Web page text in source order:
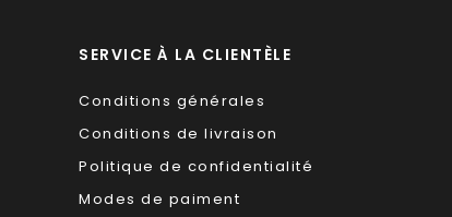
SERVICE À LA CLIENTÈLE
Conditions générales
Conditions de livraison
Politique de confidentialité
Modes de paiment